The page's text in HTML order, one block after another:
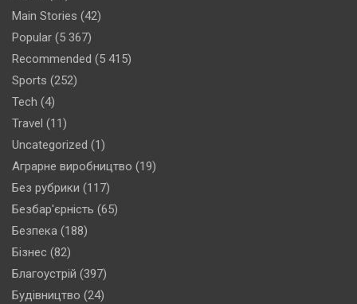
Main Stories (42)
Popular (5 367)
Recommended (5 415)
Sports (252)
Tech (4)
Travel (11)
Uncategorized (1)
Аграрне виробництво (19)
Без рубрики (117)
Безбар'єрність (65)
Безпека (188)
Бізнес (82)
Благоустрій (397)
Будівництво (24)